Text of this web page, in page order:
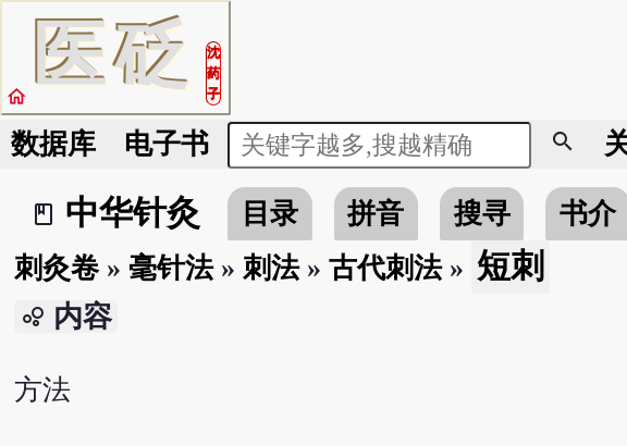
医砭
沈
药
子
home
数据库 电子书 search
book_2
中华针灸 目录 拼音 搜寻
书介
刺灸卷» 毫针法» 刺法» 古代刺法» 短刺
bubble_chart 内容
方法